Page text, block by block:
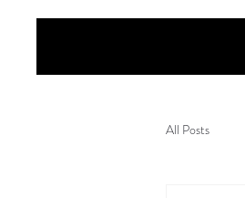
All Posts